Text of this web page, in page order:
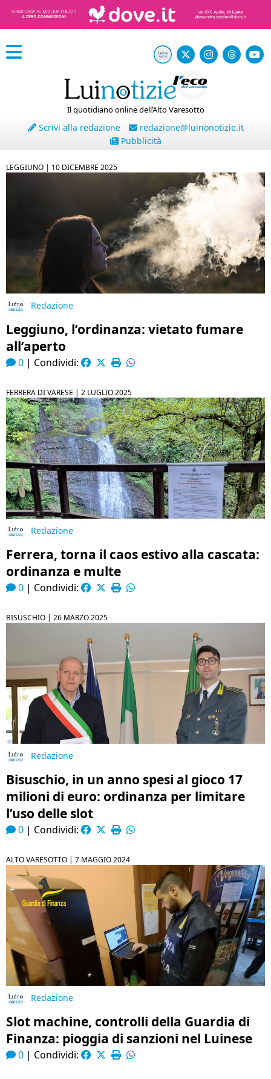
Il quotidiano online dell’Alto Varesotto
Scrivi alla redazione
redazione@luinonotizie.it
Pubblicità
LEGGIUNO | 10 DICEMBRE 2025
Redazione
Leggiuno, l’ordinanza: vietato fumare
all’aperto
0 | Condividi:
FERRERA DI VARESE | 2 LUGLIO 2025
Redazione
Ferrera, torna il caos estivo alla cascata:
ordinanza e multe
0 | Condividi:
BISUSCHIO | 26 MARZO 2025
Redazione
Bisuschio, in un anno spesi al gioco 17
milioni di euro: ordinanza per limitare
l’uso delle slot
0 | Condividi:
ALTO VARESOTTO | 7 MAGGIO 2024
Redazione
Slot machine, controlli della Guardia di
Finanza: pioggia di sanzioni nel Luinese
0 | Condividi: